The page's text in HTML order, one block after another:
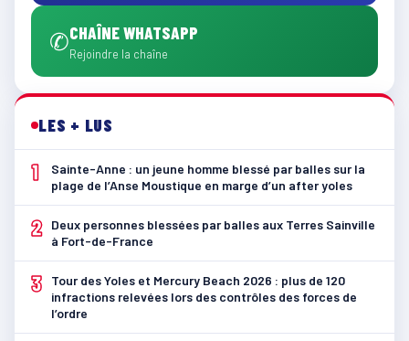
✆CHAÎNE WHATSAPP
Rejoindre la chaîne
LES + LUS
1
Sainte-Anne : un jeune homme blessé par balles sur la
plage de l’Anse Moustique en marge d’un after yoles
2
Deux personnes blessées par balles aux Terres Sainville
à Fort-de-France
3
Tour des Yoles et Mercury Beach 2026 : plus de 120
infractions relevées lors des contrôles des forces de
l’ordre